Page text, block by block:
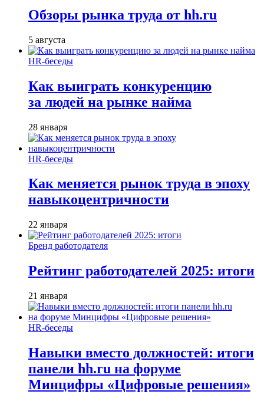
Обзоры рынка труда от hh.ru
5 августа
HR-беседы
Как выиграть конкуренцию
за людей на рынке найма
28 января
HR-беседы
Как меняется рынок труда в эпоху
навыкоцентричности
22 января
Бренд работодателя
Рейтинг работодателей 2025: итоги
21 января
HR-беседы
Навыки вместо должностей: итоги
панели hh.ru на форуме
Минцифры «Цифровые решения»